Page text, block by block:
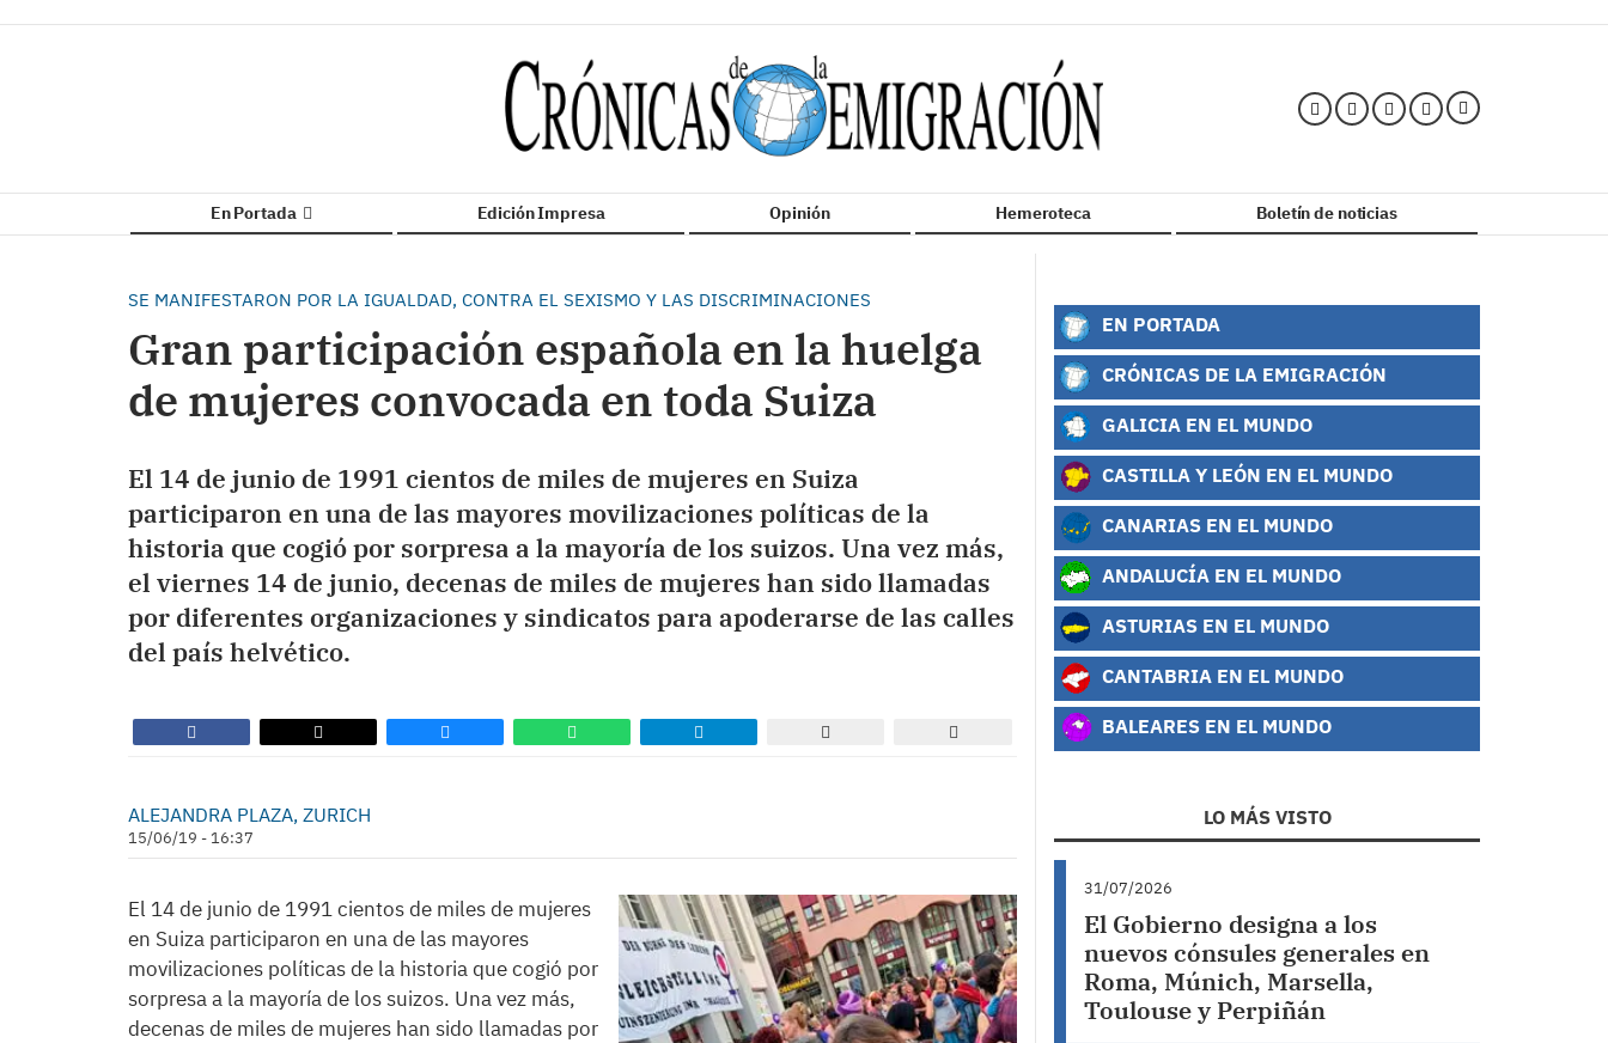
En Portada Edición Impresa Opinión Hemeroteca Boletín de noticias
SE MANIFESTARON POR LA IGUALDAD, CONTRA EL SEXISMO Y LAS DISCRIMINACIONES
Gran participación española en la huelga
de mujeres convocada en toda Suiza
El 14 de junio de 1991 cientos de miles de mujeres en Suiza
participaron en una de las mayores movilizaciones políticas de la
historia que cogió por sorpresa a la mayoría de los suizos. Una vez más,
el viernes 14 de junio, decenas de miles de mujeres han sido llamadas
por diferentes organizaciones y sindicatos para apoderarse de las calles
del país helvético.
ALEJANDRA PLAZA, ZURICH
15/06/19 - 16:37
El 14 de junio de 1991 cientos de miles de mujeres
en Suiza participaron en una de las mayores
movilizaciones políticas de la historia que cogió por
sorpresa a la mayoría de los suizos. Una vez más,
decenas de miles de mujeres han sido llamadas por
EN PORTADA
CRÓNICAS DE LA EMIGRACIÓN
GALICIA EN EL MUNDO
CASTILLA Y LEÓN EN EL MUNDO
CANARIAS EN EL MUNDO
ANDALUCÍA EN EL MUNDO
ASTURIAS EN EL MUNDO
CANTABRIA EN EL MUNDO
BALEARES EN EL MUNDO
LO MÁS VISTO
31/07/2026
El Gobierno designa a los
nuevos cónsules generales en
Roma, Múnich, Marsella,
Toulouse y Perpiñán